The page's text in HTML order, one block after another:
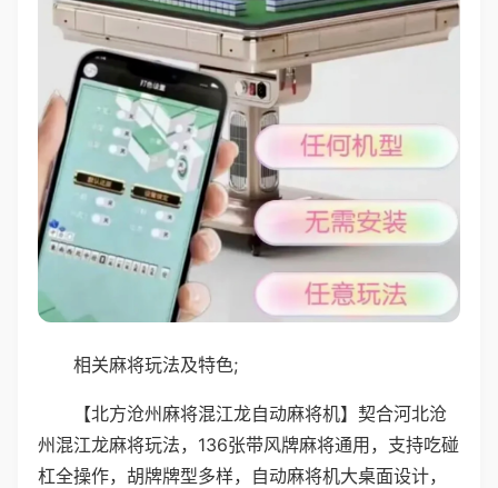
相关麻将玩法及特色;
【北方沧州麻将混江龙自动麻将机】契合河北沧
州混江龙麻将玩法，136张带风牌麻将通用，支持吃碰
杠全操作，胡牌牌型多样，自动麻将机大桌面设计，